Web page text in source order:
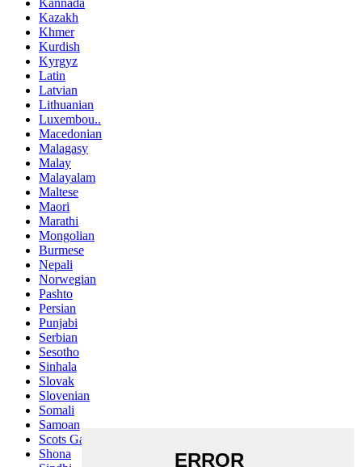
Kazakh
Khmer
Kurdish
Kyrgyz
Latin
Latvian
Lithuanian
Luxembou..
Macedonian
Malagasy
Malay
Malayalam
Maltese
Maori
Marathi
Mongolian
Burmese
Nepali
Norwegian
Pashto
Persian
Punjabi
Serbian
Sesotho
Sinhala
Slovak
Slovenian
Somali
Samoan
Scots Gaelic
Shona